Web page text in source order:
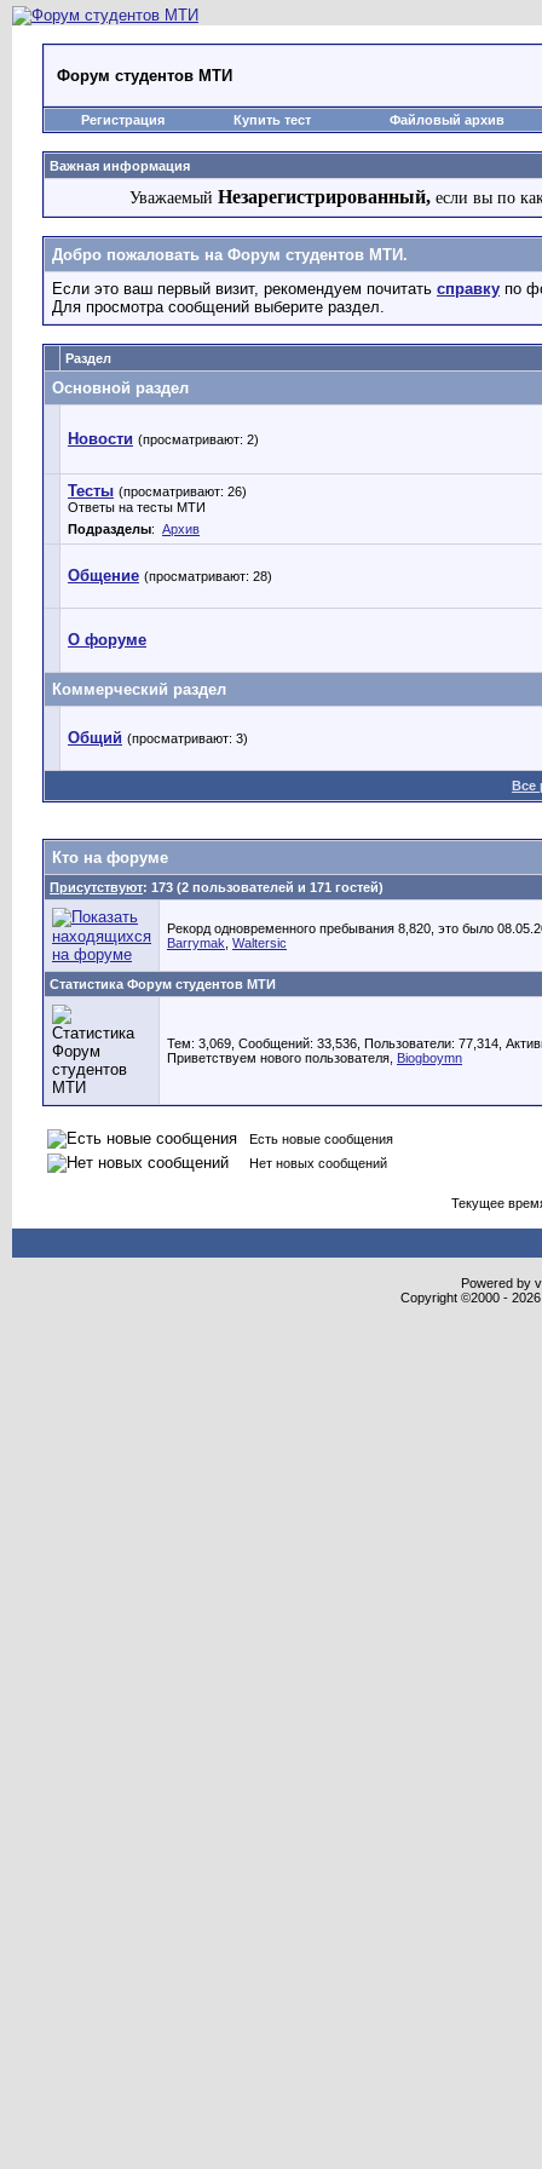
Форум студентов МТИ
Регистрация Купить тест Файловый архив
Важная информация
Уважаемый Незарегистрированный, если вы по
Добро пожаловать на Форум студентов МТИ.
Если это ваш первый визит, рекомендуем почитать справку по
Для просмотра сообщений выберите раздел.
Раздел
Основной раздел
Новости (просматривают: 2)
Тесты (просматривают: 26)
Ответы на тесты МТИ
Подразделы: Архив
Общение (просматривают: 28)
О форуме
Коммерческий раздел
Общий (просматривают: 3)
Все
Кто на форуме
Присутствуют: 173 (2 пользователей и 171 гостей)
Рекорд одновременного пребывания 8,820, это было
Barrymak Waltersic
Статистика Форум студентов МТИ
Тем: 3,069, Сообщений: 33,536, Пользователи: 77,314,
Приветствуем нового пользователя, Biogboymn
Есть новые сообщения
Нет новых сообщений
Текущее
Powered by
Copyright ©2000 -